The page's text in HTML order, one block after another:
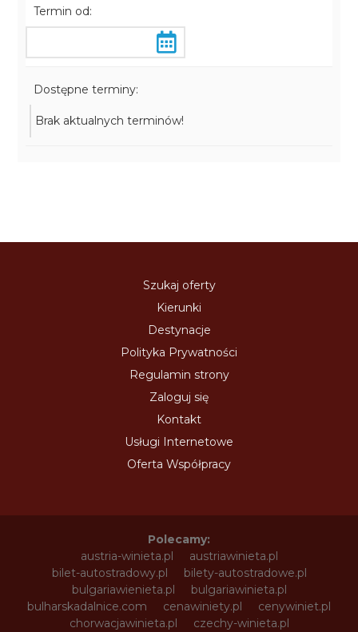
Termin od:
Dostępne terminy:
Brak aktualnych terminów!
Szukaj oferty
Kierunki
Destynacje
Polityka Prywatności
Regulamin strony
Zaloguj się
Kontakt
Usługi Internetowe
Oferta Współpracy
Polecamy:
austria-winieta.pl
austriawinieta.pl
bilet-autostradowy.pl
bilety-autostradowe.pl
bulgariawienieta.pl
bulgariawinieta.pl
bulharskadalnice.com
cenawiniety.pl
cenywiniet.pl
chorwacjawinieta.pl
czechy-winieta.pl